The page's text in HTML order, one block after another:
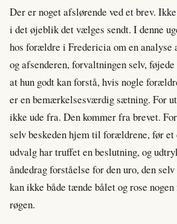
Der er noget afslørende ved et brev.
i det øjeblik det vælges sendt. I denne
hos forældre i Fredericia om en analyse
og afsenderen, forvaltningen selv,
at hun godt kan forstå, hvis nogle
er en bemærkelsesværdig sætning. For
ikke ude fra. Den kommer fra brevet.
selv beskeden hjem til forældrene, før
udvalg har truffet en beslutning, og
åndedrag forståelse for den uro, den
kan ikke både tænde bålet og rose
røgen.